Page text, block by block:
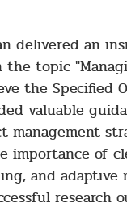
delivered an
topic
the Specified
valuable
management
importance of
and adaptive
research